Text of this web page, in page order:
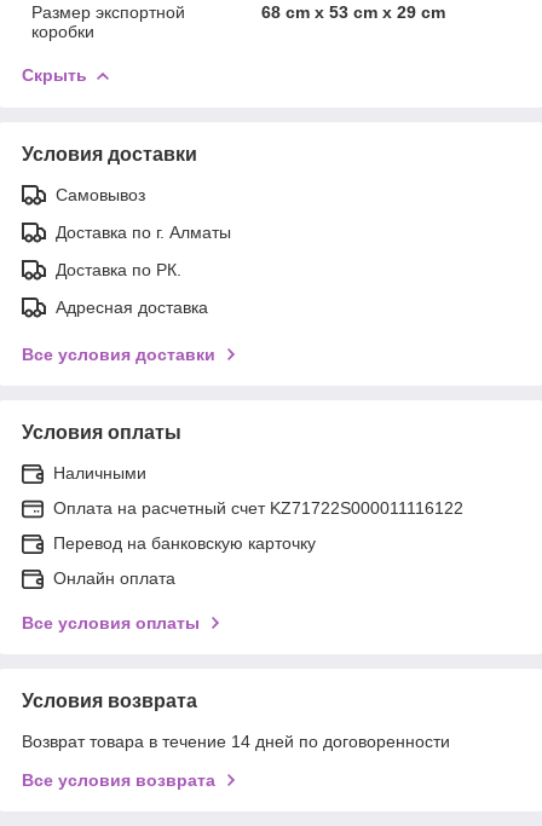
Размер экспортной
коробки
68 cm x 53 cm x 29 cm
Скрыть
Условия доставки
Самовывоз
Доставка по г. Алматы
Доставка по РК.
Адресная доставка
Все условия доставки
Условия оплаты
Наличными
Оплата на расчетный счет KZ71722S000011116122
Перевод на банковскую карточку
Онлайн оплата
Все условия оплаты
Условия возврата
Возврат товара в течение 14 дней по договоренности
Все условия возврата